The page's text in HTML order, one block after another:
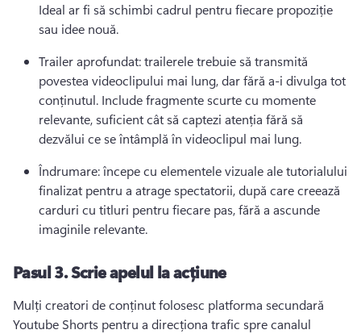
Ideal ar fi să schimbi cadrul pentru fiecare propoziție
sau idee nouă.
Trailer aprofundat: trailerele trebuie să transmită
povestea videoclipului mai lung, dar fără a-i divulga tot
conținutul. Include fragmente scurte cu momente
relevante, suficient cât să captezi atenția fără să
dezvălui ce se întâmplă în videoclipul mai lung.
Îndrumare: începe cu elementele vizuale ale tutorialului
finalizat pentru a atrage spectatorii, după care creează
carduri cu titluri pentru fiecare pas, fără a ascunde
imaginile relevante.
Pasul 3.Scrie apelul la acțiune
Mulți creatori de conținut folosesc platforma secundară
Youtube Shorts pentru a direcționa trafic spre canalul